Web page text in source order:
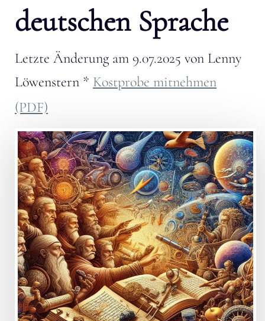
deutschen Sprache
Letzte Änderung am 9.07.2025 von Lenny
Löwenstern * Kostprobe mitnehmen
(PDF)